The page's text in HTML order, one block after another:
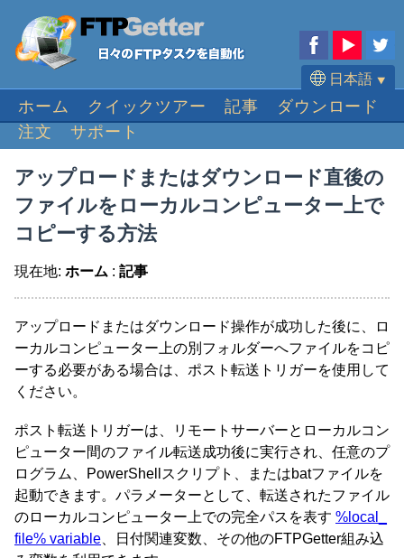
日本語 ⯆
English
Español
Português
ホーム クイックツアー 記事
ダウンロード
注文
サポート
アップロードまたはダウンロード直後の
ファイルをローカルコンピューター上で
コピーする方法
現在地: ホーム : 記事
アップロードまたはダウンロード操作が成功した後に、ロ
ーカルコンピューター上の別フォルダーへファイルをコピ
ーする必要がある場合は、ポスト転送トリガーを使用して
ください。
ポスト転送トリガーは、リモートサーバーとローカルコン
ピューター間のファイル転送成功後に実行され、任意のプ
ログラム、PowerShellスクリプト、またはbatファイルを
起動できます。パラメーターとして、転送されたファイル
のローカルコンピューター上での完全パスを表す %local_
file% variable 、日付関連変数、その他のFTPGetter組み込